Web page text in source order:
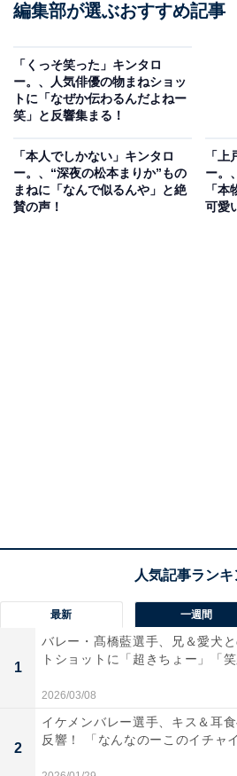
編集部が選ぶおすすめ記事
「くっそ笑った」キンタロ
ー。、人気俳優の物まねショッ
トに「なぜか伝わるんだよねー
笑」と反響集まる！
「本人でしかない」キンタロ
ー。、“深夜の松本まりか”もの
まねに「なんで似るんや」と絶
賛の声！
「
ー。
「
可愛
最新 一週間
1
バレー・髙橋藍選手、兄＆愛犬
トショットに「超きちょー」「
2026/03/08
2
イケメンバレー選手、キス＆耳
反響！ 「なんなのーこのイチャ